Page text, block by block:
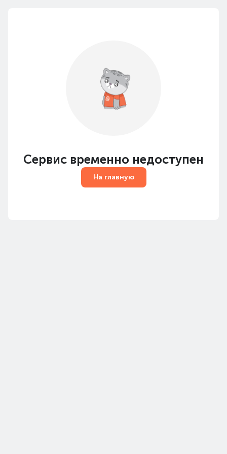
Сервис временно недоступен
На главную